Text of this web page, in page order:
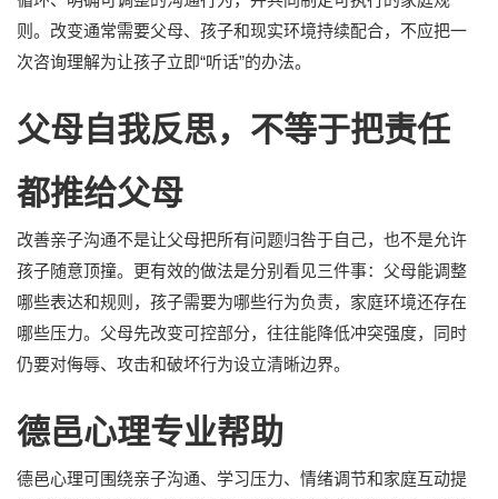
则。改变通常需要父母、孩子和现实环境持续配合，不应把一
次咨询理解为让孩子立即“听话”的办法。
父母自我反思，不等于把责任
都推给父母
改善亲子沟通不是让父母把所有问题归咎于自己，也不是允许
孩子随意顶撞。更有效的做法是分别看见三件事：父母能调整
哪些表达和规则，孩子需要为哪些行为负责，家庭环境还存在
哪些压力。父母先改变可控部分，往往能降低冲突强度，同时
仍要对侮辱、攻击和破坏行为设立清晰边界。
德邑心理专业帮助
德邑心理可围绕亲子沟通、学习压力、情绪调节和家庭互动提